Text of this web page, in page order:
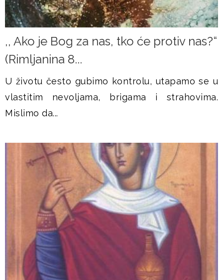
,, Ako je Bog za nas, tko će protiv nas?“
(Rimljanina 8...
U životu često gubimo kontrolu, utapamo se u
vlastitim nevoljama, brigama i strahovima.
Mislimo da...